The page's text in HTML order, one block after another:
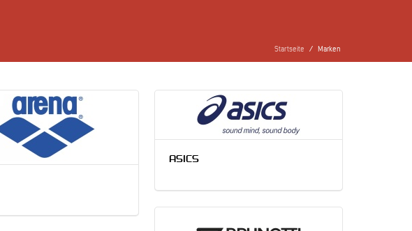
Startseite Marken
ASICS